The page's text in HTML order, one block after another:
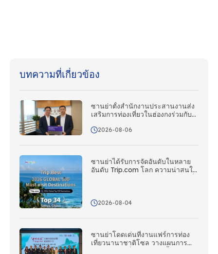
บทความที่เกี่ยวข้อง
ซานย่าตั้งสํานักงานประสานงานส่ง
เสริมการท่องเที่ยวในฮ่องกงร่วมกับ
2026-08-06
ซานย่าได้รับการจัดอันดับในหลาย
อันดับ Trip.com โลก ความน่าสนใจ
2026-08-04
ซานย่าโดดเด่นที่งานแฟร์การท่อง
เที่ยวนานาชาติโซล วางแผนการ